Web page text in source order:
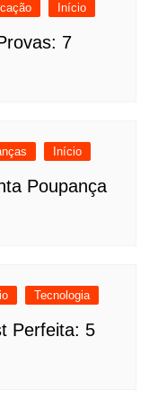
Início
7
Início
Poupança
Tecnologia
Perfeita: 5